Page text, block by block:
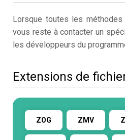
Lorsque toutes les
vous reste à contacter un
les développeurs du
Extensions de
ZOG ZMV